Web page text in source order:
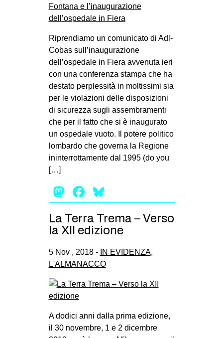
Riprendiamo un comunicato di Adl-
Cobas sull’inaugurazione
dell’ospedale in Fiera avvenuta ieri
con una conferenza stampa che ha
destato perplessità in moltissimi sia
per le violazioni delle disposizioni
di sicurezza sugli assembramenti
che per il fatto che si è inaugurato
un ospedale vuoto. Il potere politico
lombardo che governa la Regione
ininterrottamente dal 1995 (do you
[…]
Mastodon
Facebook
La Terra Trema – Verso
la XII edizione
5 Nov , 2018 - IN EVIDENZA,
L'ALMANACCO
A dodici anni dalla prima edizione,
il 30 novembre, 1 e 2 dicembre